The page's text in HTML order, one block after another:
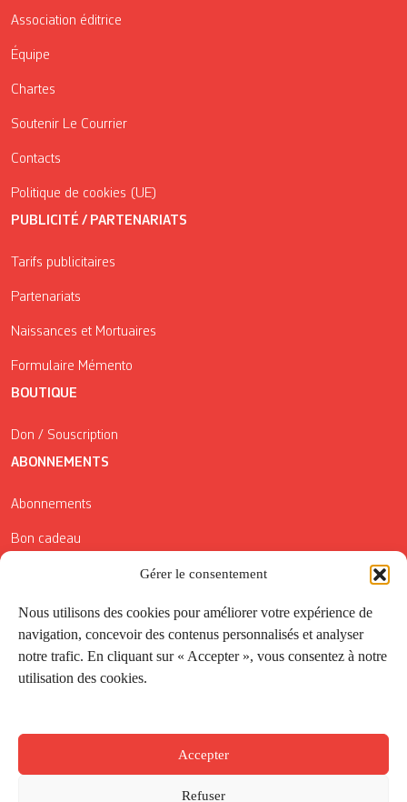
Gérer le consentement
Nous utilisons des cookies pour améliorer votre expérience de
navigation, concevoir des contenus personnalisés et analyser
notre trafic. En cliquant sur « Accepter », vous consentez à notre
utilisation des cookies.
Accepter
Refuser
Association éditrice
Équipe
Chartes
Soutenir Le Courrier
Contacts
Politique de cookies (UE)
PUBLICITÉ / PARTENARIATS
Tarifs publicitaires
Partenariats
Naissances et Mortuaires
Formulaire Mémento
BOUTIQUE
Don / Souscription
ABONNEMENTS
Abonnements
Bon cadeau
Conditions générales de vente
Réductions de la Carte Côté Courrier
Application